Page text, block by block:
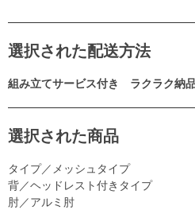
選択された配送方法
組み立てサービス付き ラクラク納
選択された商品
タイプ／メッシュタイプ
背／ヘッドレスト付きタイプ
肘／アルミ肘